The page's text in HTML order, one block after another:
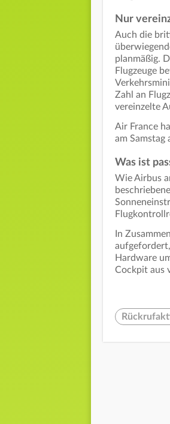
Nur
Auch die
planmäßig.
Flugzeuge
Zahl an
vereinzelte
Air France
am Samstag
Was ist
Wie Airbus
In
Hardware
Cockpit aus